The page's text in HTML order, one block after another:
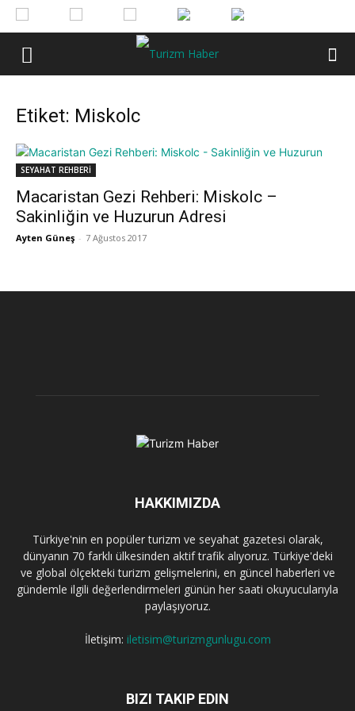
Etiket: Miskolc
SEYAHAT REHBERİ
Macaristan Gezi Rehberi: Miskolc –
Sakinliğin ve Huzurun Adresi
Ayten Güneş - 7 Ağustos 2017
HAKKIMIZDA
Türkiye'nin en popüler turizm ve seyahat gazetesi olarak,
dünyanın 70 farklı ülkesinden aktif trafik alıyoruz. Türkiye'deki
ve global ölçekteki turizm gelişmelerini, en güncel haberleri ve
gündemle ilgili değerlendirmeleri günün her saati okuyucularıyla
paylaşıyoruz.
İletişim: iletisim@turizmgunlugu.com
BIZI TAKIP EDIN